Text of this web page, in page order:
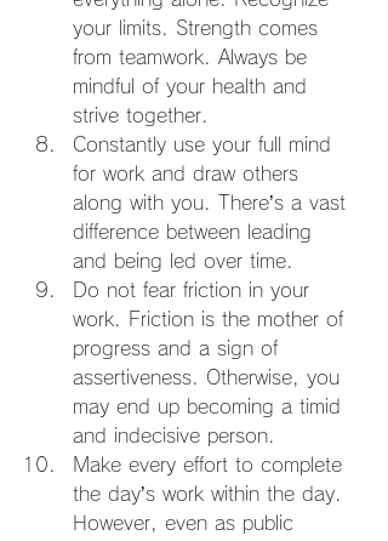
your limits. Strength comes
from teamwork. Always be
mindful of your health and
strive together.
Constantly use your full mind
for work and draw others
along with you. There’s a vast
difference between leading
and being led over time.
Do not fear friction in your
work. Friction is the mother of
progress and a sign of
assertiveness. Otherwise, you
may end up becoming a timid
and indecisive person.
Make every effort to complete
the day’s work within the day.
However, even as public